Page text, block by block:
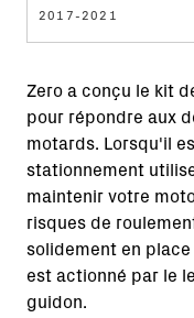
2017-2021
Zero a conçu le kit
pour répondre aux
motards. Lorsqu'il
stationnement
maintenir votre
risques de
solidement en
est actionné par le
guidon.